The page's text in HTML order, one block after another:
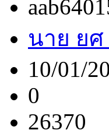
นาย ย
10/01/
0
26370